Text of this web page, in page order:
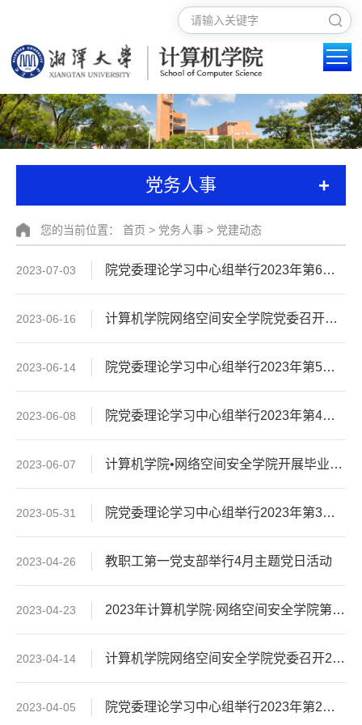
党务人事 +
您的当前位置： 首页 > 党务人事 > 党建动态
2023-07-03 院党委理论学习中心组举行2023年第6次集中学习暨“以学正风”专题研讨
2023-06-16 计算机学院网络空间安全学院党委召开主题教育工作推进会暨2023年第3次党支部工作例会
2023-06-14 院党委理论学习中心组举行2023年第5次集中学习暨“树立和践行正确政绩观”专题研讨
2023-06-08 院党委理论学习中心组举行2023年第4次集中学习暨“以学增智”专题研讨
2023-06-07 计算机学院•网络空间安全学院开展毕业生党员离校教育
2023-05-31 院党委理论学习中心组举行2023年第3次集中学习暨“以学铸魂”专题研讨
2023-04-26 教职工第一党支部举行4月主题党日活动
2023-04-23 2023年计算机学院·网络空间安全学院第七期团校结业典礼顺利举行
2023-04-14 计算机学院网络空间安全学院党委召开2022年度党支部书记述职评议会暨2023年第2次党支部工作例会
2023-04-05 院党委理论学习中心组举行2023年第2次集中学习